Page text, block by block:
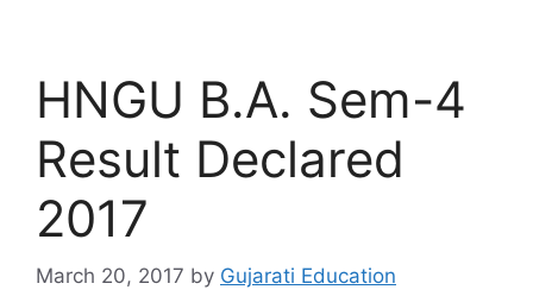
HNGU B.A. Sem-4
Result Declared
2017
March 20, 2017 by Gujarati Education